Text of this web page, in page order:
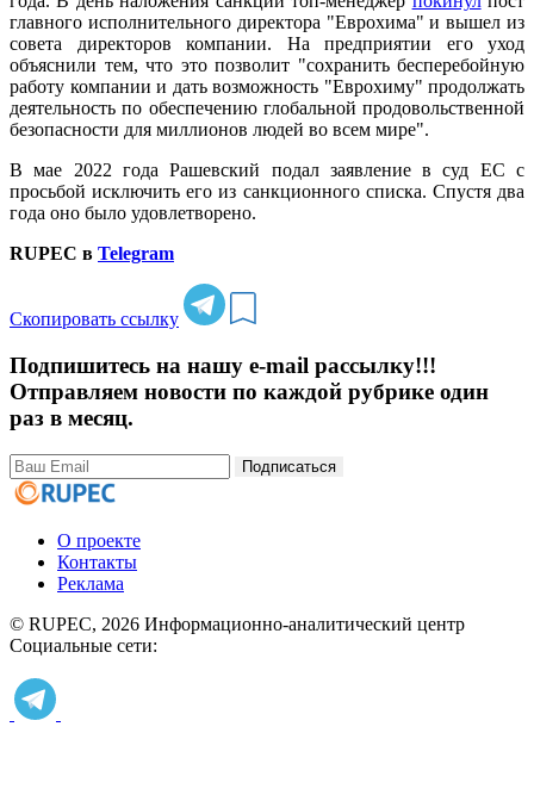
главного исполнительного директора "Еврохима" и вышел из
совета директоров компании. На предприятии его уход
объяснили тем, что это позволит "сохранить бесперебойную
работу компании и дать возможность "Еврохиму" продолжать
деятельность по обеспечению глобальной продовольственной
безопасности для миллионов людей во всем мире".
В мае 2022 года Рашевский подал заявление в суд ЕС с
просьбой исключить его из санкционного списка. Спустя два
года оно было удовлетворено.
RUPEC в Telegram
Скопировать ссылку
Подпишитесь на нашу e-mail рассылку!!!
Отправляем новости по каждой рубрике один
раз в месяц.
Подписаться
О проекте
Контакты
Реклама
© RUPEC, 2026 Информационно-аналитический центр
Социальные сети: